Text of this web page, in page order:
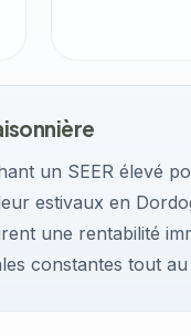
un SEER élevé
estivaux en
une rentabilité
constantes tout